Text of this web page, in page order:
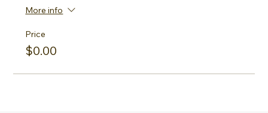
More info
Price
$0.00